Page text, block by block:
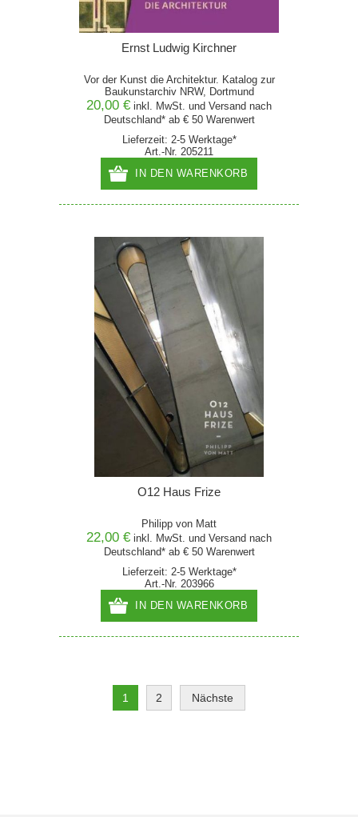
Ernst Ludwig Kirchner
Vor der Kunst die Architektur. Katalog zur
Baukunstarchiv NRW, Dortmund
20,00 € inkl. MwSt. und Versand nach
Deutschland* ab € 50 Warenwert
Lieferzeit: 2-5 Werktage*
Art.-Nr. 205211
IN DEN WARENKORB
O12 Haus Frize
Philipp von Matt
22,00 € inkl. MwSt. und Versand nach
Deutschland* ab € 50 Warenwert
Lieferzeit: 2-5 Werktage*
Art.-Nr. 203966
IN DEN WARENKORB
1 2 Nächste